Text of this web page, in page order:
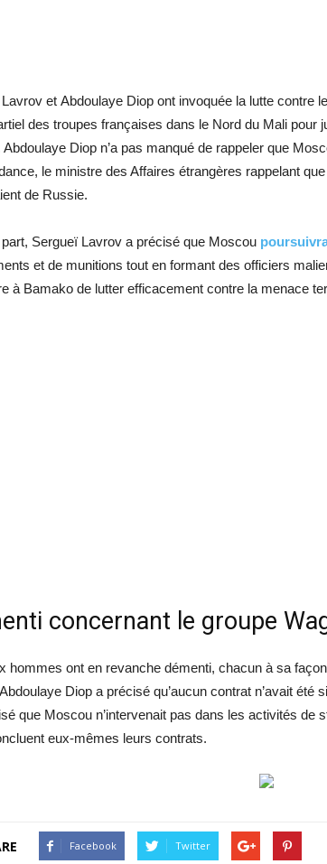
et Abdoulaye Diop ont invoquée la lutte contre
des troupes françaises dans le Nord du Mali pour
Abdoulaye Diop n’a pas manqué de rappeler que
le ministre des Affaires étrangères rappelant
de Russie.
Sergueï Lavrov a précisé que Moscou
et de munitions tout en formant des officiers
à Bamako de lutter efficacement contre la menace
concernant le groupe
hommes ont en revanche démenti, chacun à sa
Diop a précisé qu’aucun contrat n’avait été
que Moscou n’intervenait pas dans les activités
eux-mêmes leurs contrats.
Facebook Twitter